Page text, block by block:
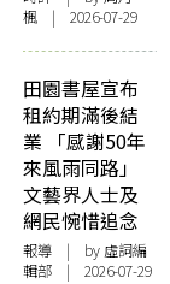
楓 | 2026-07-29
田園書屋宣布
租約期滿後結
業 「感謝50年
來風雨同路」
文藝界人士及
網民惋惜追念
報導 | by 虛詞編
輯部 | 2026-07-29